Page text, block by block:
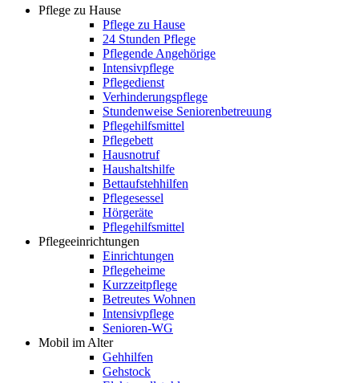
Pflege zu Hause
Pflege zu Hause
24 Stunden Pflege
Pflegende Angehörige
Intensivpflege
Pflegedienst
Verhinderungspflege
Stundenweise Seniorenbetreuung
Pflegehilfsmittel
Pflegebett
Hausnotruf
Haushaltshilfe
Bettaufstehhilfen
Pflegesessel
Hörgeräte
Pflegehilfsmittel
Pflegeeinrichtungen
Einrichtungen
Pflegeheime
Kurzzeitpflege
Betreutes Wohnen
Intensivpflege
Senioren-WG
Mobil im Alter
Gehhilfen
Gehstock